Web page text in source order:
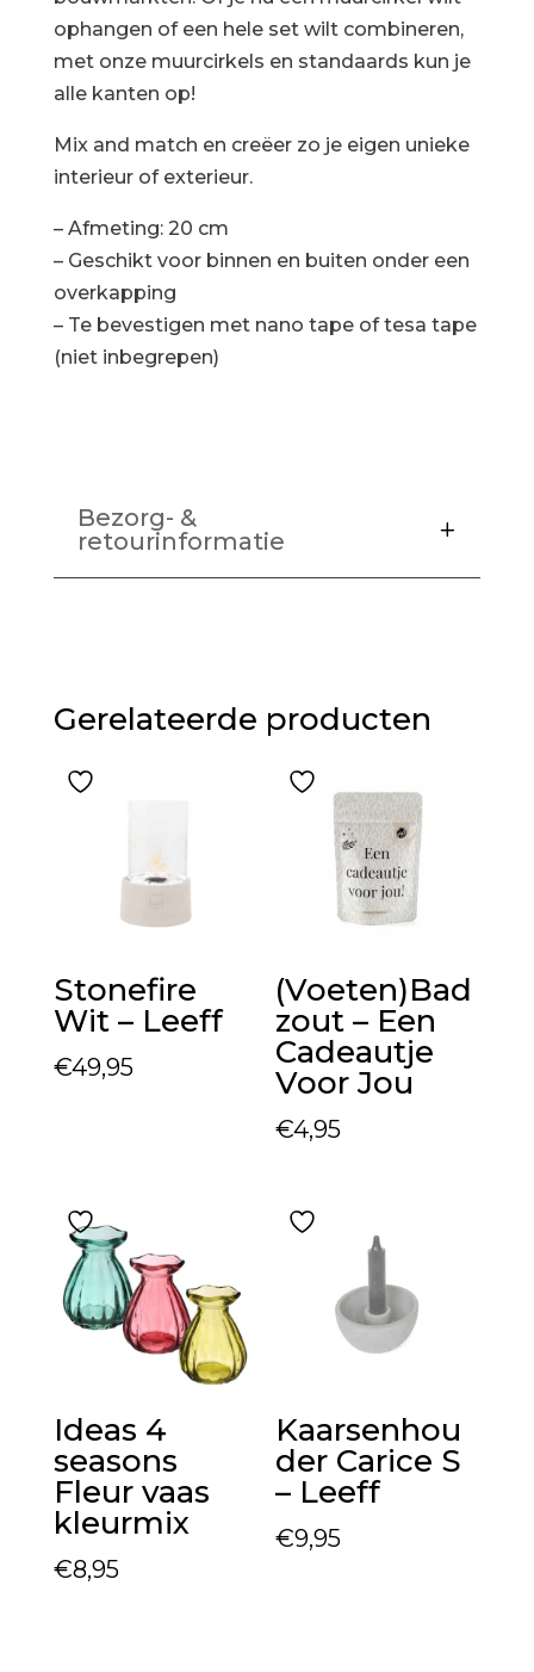
ophangen of een hele set wilt combineren,
met onze muurcirkels en standaards kun je
alle kanten op!
Mix and match en creëer zo je eigen unieke
interieur of exterieur.
– Afmeting: 20 cm
– Geschikt voor binnen en buiten onder een
overkapping
– Te bevestigen met nano tape of tesa tape
(niet inbegrepen)
Bezorg- &
retourinformatie
Gerelateerde producten
Stonefire
Wit – Leeff
€49,95
(Voeten)Bad
zout – Een
Cadeautje
Voor Jou
€4,95
Ideas 4
seasons
Fleur vaas
kleurmix
€8,95
Kaarsenhou
der Carice S
– Leeff
€9,95